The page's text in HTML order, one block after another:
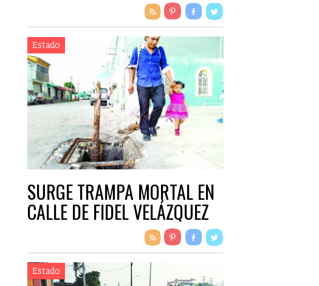
Estado
SURGE TRAMPA MORTAL EN
CALLE DE FIDEL VELÁZQUEZ
Estado